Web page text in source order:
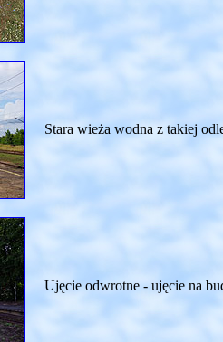
Stara wieża wodna z takiej
Ujęcie odwrotne - ujęcie na